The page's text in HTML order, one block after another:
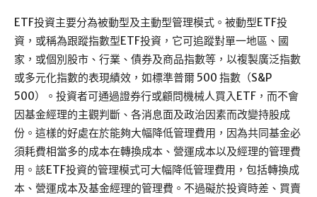
ETF投資主要分為被動型及主動型管理模式。被動型ETF投
資，或稱為跟蹤指數型ETF投資，它可追蹤對單一地區、國
家，或個別股市、行業、債券及商品指數等，以複製廣泛指數
或多元化指數的表現績效，如標準普爾 500 指數（S&P
500）。投資者可通過證券行或顧問機械人買入ETF，而不會
因基金經理的主觀判斷、各消息面及政治因素而改變持股成
份。這樣的好處在於能夠大幅降低管理費用，因為共同基金必
須耗費相當多的成本在轉換成本、營運成本以及經理的管理費
用。該ETF投資的管理模式可大幅降低管理費用，包括轉換成
本、營運成本及基金經理的管理費。不過礙於投資時差、買賣